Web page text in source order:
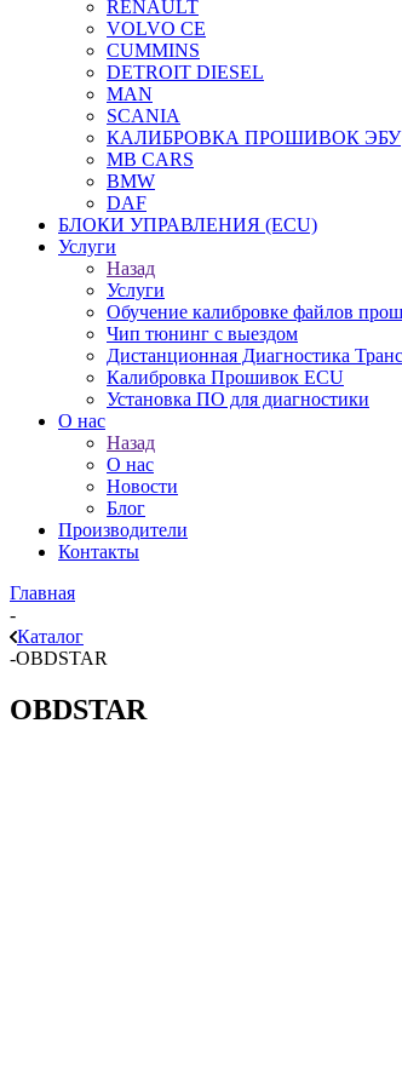
RENAULT
VOLVO CE
CUMMINS
DETROIT DIESEL
MAN
SCANIA
КАЛИБРОВКА ПРОШИВОК ЭБУ
MB CARS
BMW
DAF
БЛОКИ УПРАВЛЕНИЯ (ECU)
Услуги
Назад
Услуги
Обучение калибровке файлов
Чип тюнинг с выездом
Дистанционная Диагностика
Калибровка Прошивок ECU
Установка ПО для диагностики
О нас
Назад
О нас
Новости
Блог
Производители
Контакты
Главная
-
Каталог
-OBDSTAR
OBDSTAR